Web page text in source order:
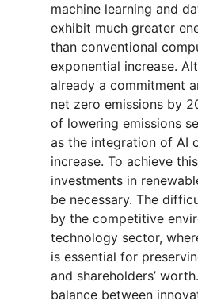
machine learning and
exhibit much greater
than conventional
exponential increase.
already a commitment
net zero emissions by
of lowering emissions
as the integration of AI
increase. To achieve
investments in
be necessary. The
by the competitive
technology sector,
is essential for
and shareholders’
balance between